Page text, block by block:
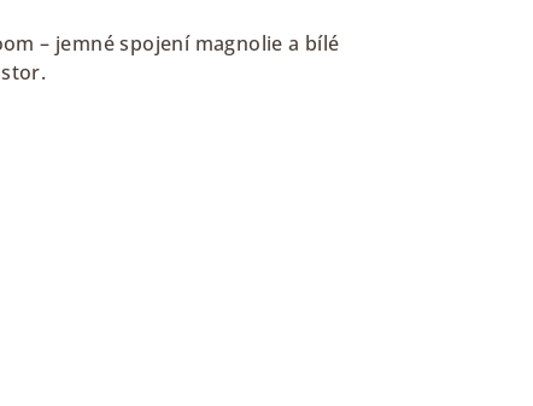
– jemné spojení magnolie a bílé